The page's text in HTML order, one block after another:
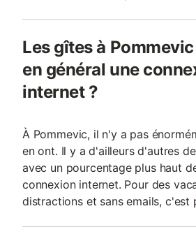
Les gîtes à
en général une
internet ?
À Pommevic, il n'y a pas
en ont. Il y a d'ailleurs d'autres
avec un pourcentage plus haut
connexion internet. Pour des
distractions et sans emails, c'est